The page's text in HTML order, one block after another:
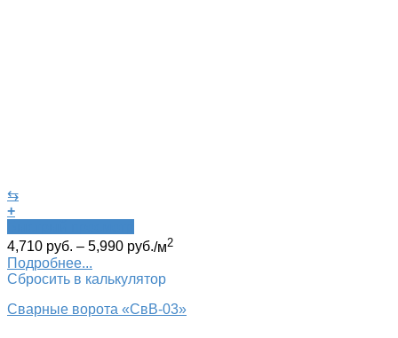
⇆
+
4,710 руб. – 5,990 руб./м2
Подробнее...
Сбросить в калькулятор
Сварные ворота «СвВ-03»‎